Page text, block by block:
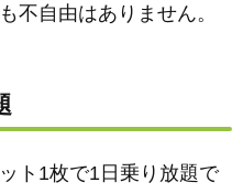
不自由はありません。
ト1枚で1日乗り放題で